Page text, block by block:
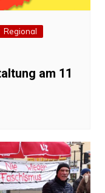
Regional
am 11